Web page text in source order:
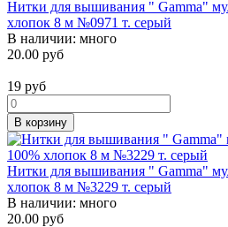
Нитки для вышивания " Gamma"
хлопок 8 м №0971 т. серый
В наличии: много
20.00 руб
19 руб
В корзину
Нитки для вышивания " Gamma"
хлопок 8 м №3229 т. серый
В наличии: много
20.00 руб